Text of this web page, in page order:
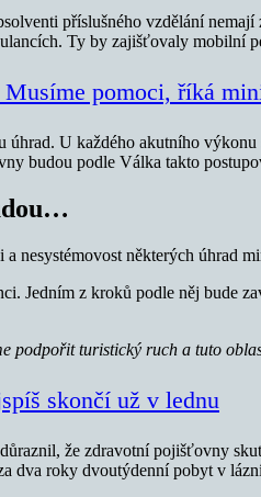
příslušného vzdělání
Ty by zajišťovaly mobilní
pomoci, říká
U každého akutního
budou podle Válka takto
nesystémovost některých úhrad
Jedním z kroků podle něj bude
podpořit turistický ruch a tuto
skončí už v lednu
že zdravotní pojišťovny
dva roky dvoutýdenní pobyt v